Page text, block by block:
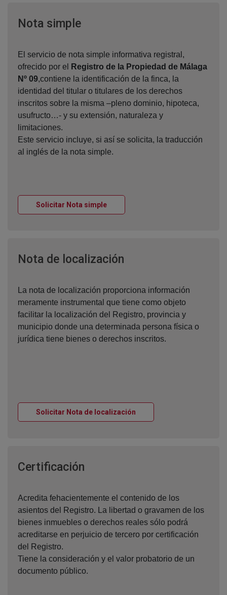
Nota simpleVentana nueva
El servicio de nota simple informativa registral,
ofrecido por el
Registro de la Propiedad de Málaga
Nº 09,contiene la identificación de la finca, la
identidad del titular o titulares de los derechos
inscritos sobre la misma –pleno dominio, hipoteca,
usufructo…- y su extensión, naturaleza y
limitaciones.
Este servicio incluye, si así se solicita, la traducción
al inglés de la nota simple.
Solicitar Nota simpleVentana nueva
Nota de localización
La nota de localización proporciona información
meramente instrumental que tiene como objeto
facilitar la localización del Registro, provincia y
municipio donde una determinada persona física o
jurídica tiene bienes o derechos inscritos.
Solicitar Nota de localización
Certificación
Acredita fehacientemente el contenido de los
asientos del Registro. La libertad o gravamen de los
bienes inmuebles o derechos reales sólo podrá
acreditarse en perjuicio de tercero por certificación
del Registro.
Tiene la consideración y el valor probatorio de un
documento público.